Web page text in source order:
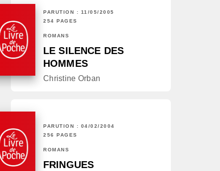
PARUTION : 11/05/2005
254 PAGES
ROMANS
LE SILENCE DES
HOMMES
Christine Orban
PARUTION : 04/02/2004
256 PAGES
ROMANS
FRINGUES